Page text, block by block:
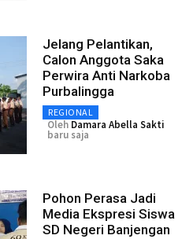
Jelang Pelantikan,
Calon Anggota Saka
Perwira Anti Narkoba
Purbalingga
REGIONAL
Oleh Damara Abella Sakti
baru saja
Pohon Perasa Jadi
Media Ekspresi Siswa
SD Negeri Banjengan